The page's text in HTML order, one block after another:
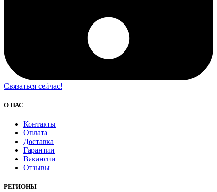
Связаться сейчас!
О НАС
Контакты
Оплата
Доставка
Гарантии
Вакансии
Отзывы
РЕГИОНЫ